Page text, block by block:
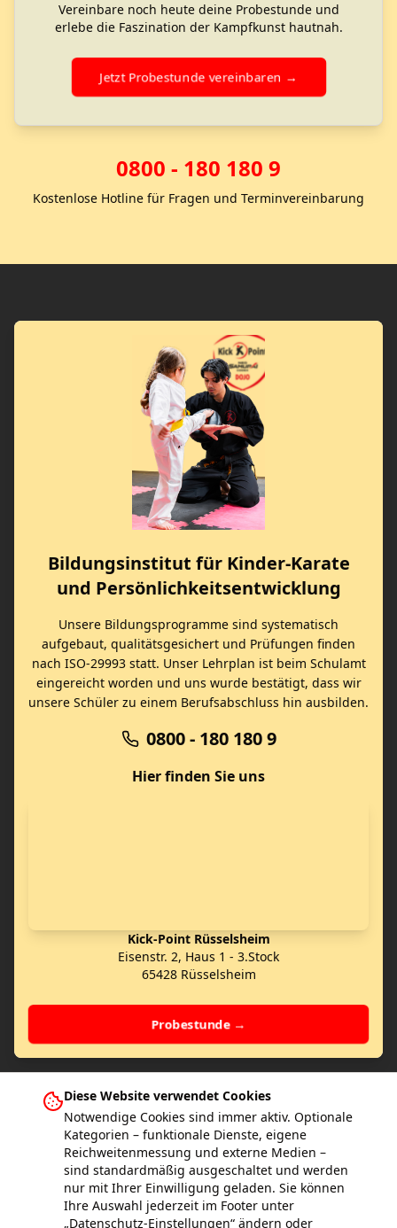
Vereinbare noch heute deine Probestunde und
erlebe die Faszination der Kampfkunst hautnah.
Jetzt Probestunde vereinbaren →
0800 - 180 180 9
Kostenlose Hotline für Fragen und Terminvereinbarung
Bildungsinstitut für Kinder-Karate
und Persönlichkeitsentwicklung
Unsere Bildungsprogramme sind systematisch
aufgebaut, qualitätsgesichert und Prüfungen finden
nach ISO-29993 statt. Unser Lehrplan ist beim Schulamt
eingereicht worden und uns wurde bestätigt, dass wir
unsere Schüler zu einem Berufsabschluss hin ausbilden.
0800 - 180 180 9
Hier finden Sie uns
Kick-Point Rüsselsheim
Eisenstr. 2, Haus 1 - 3.Stock
65428 Rüsselsheim
Probestunde →
Weitere Kick-Point Schulen in Deutschland
HamburgWiesbaden Bad VilbelFrankfurt am MainGernsheim
Gross-Gerau Kelkheim MainzBad HomburgEgelsbach
Eddersheim
Diese Website verwendet Cookies
Notwendige Cookies sind immer aktiv. Optionale
Kategorien – funktionale Dienste, eigene
Reichweitenmessung und externe Medien –
sind standardmäßig ausgeschaltet und werden
nur mit Ihrer Einwilligung geladen. Sie können
Ihre Auswahl jederzeit im Footer unter
„Datenschutz-Einstellungen“ ändern oder